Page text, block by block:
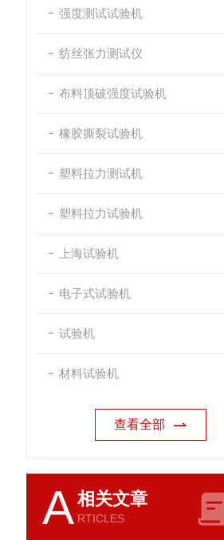
强度测试试验机
纺丝张力测试仪
布料顶破强度试验机
橡胶撕裂试验机
塑料拉力测试机
塑料拉力试验机
上海试验机
电子式试验机
试验机
材料试验机
查看全部
A相关文章
RTICLES